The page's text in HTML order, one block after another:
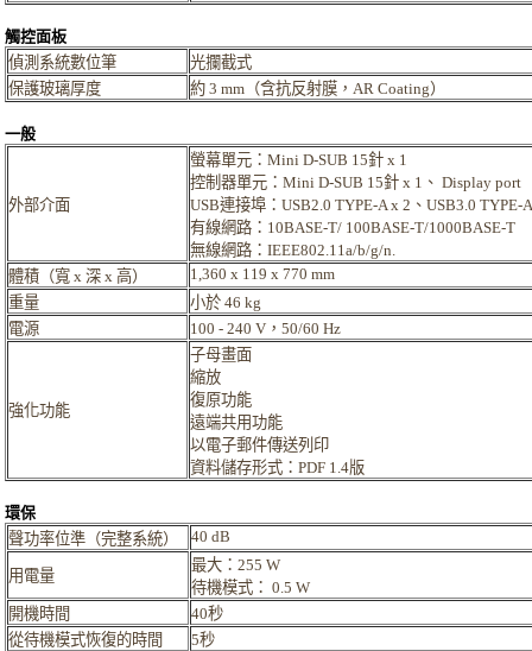
觸控面板
偵測系統數位筆
光攔截式
保護玻璃厚度
約 3 mm（含抗反射膜，AR Coating）
一般
外部介面
螢幕單元：Mini D-SUB 15針 x 1
控制器單元：Mini D-SUB 15針 x 1、 Display port
USB連接埠：USB2.0 TYPE-A x 2、USB3.0 TYPE-
有線網路：10BASE-T/ 100BASE-T/1000BASE-T
無線網路：IEEE802.11a/b/g/n.
體積（寬 x 深 x 高）
1,360 x 119 x 770 mm
重量
小於 46 kg
電源
100 - 240 V，50/60 Hz
強化功能
子母畫面
縮放
復原功能
遠端共用功能
以電子郵件傳送列印
資料儲存形式：PDF 1.4版
環保
聲功率位準（完整系統）
40 dB
用電量
最大：255 W
待機模式： 0.5 W
開機時間
40秒
從待機模式恢復的時間
5秒